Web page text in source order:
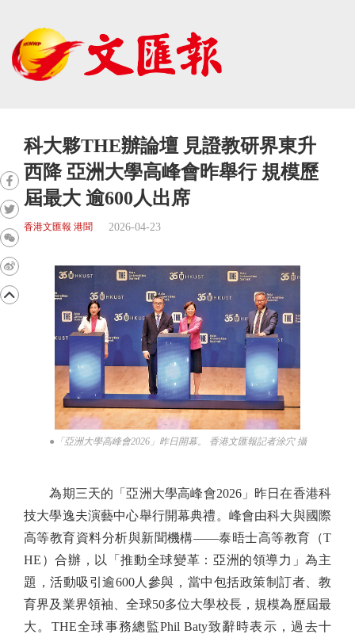
科大夥THE辦論壇 見證教研界東升
西降 亞洲大學高峰會昨舉行 規模歷
屆最大 逾600人出席
香港文匯報 港聞 2026-04-23
●「亞洲大學高峰會2026」昨日開幕。 香港文匯報記者涂穴 攝
為期三天的「亞洲大學高峰會2026」昨日在香港科
技大學逸夫演藝中心舉行開幕典禮。峰會由科大與國際
高等教育資料分析與新聞機構——泰晤士高等教育（T
HE）合辦，以「推動全球變革：亞洲的領導力」為主
題，活動吸引逾600人參與，當中包括政策制訂者、教
育界及業界領袖、全球50多位大學校長，規模為歷屆最
大。THE全球事務總監Phil Baty致辭時表示，過去十